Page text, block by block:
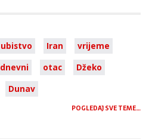
ubistvo Iran
vrijeme
dnevni otac
Džeko
Dunav
POGLEDAJ SVE TEME…